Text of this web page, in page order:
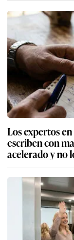
Los expertos
escriben con
acelerado y no